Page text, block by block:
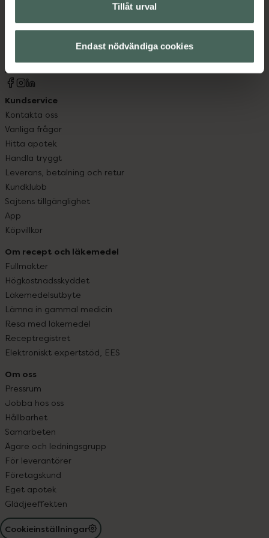
Tillåt urval
Endast nödvändiga cookies
Kronans Apotek finns här för dig. Du hittar oss från Skåne i
syd till Lappland i norr, och online i mobilen och på
hjälpa just dig att må lite bättre. Välkommen att prata
med oss.
Kundservice
Kontakta oss
Vanliga frågor
Hitta apotek
Handla tryggt
Leverans, betalning och retur
Kundklubb
Sajtens tillgänglighet
App
Köpvillkor
Om recept och läkemedel
Fullmakter
Högkostnadsskyddet
Läkemedelsutbyte
Lämna in gammal medicin
Resa med läkemedel
Receptregistret
Elektroniskt expertstöd, EES
Om oss
Pressrum
Jobba hos oss
Hållbarhet
Samarbeten
Ägare och ledningsgrupp
För leverantörer
Företagskund
Eget apotek
Glädjeeffekten
Cookieinställningar